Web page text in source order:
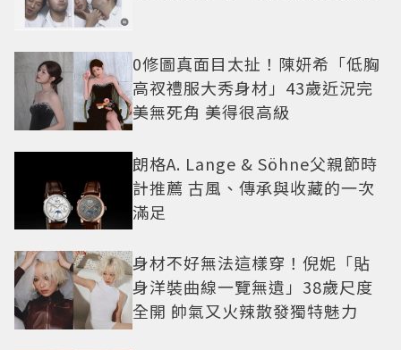
0修圖真面目太扯！陳妍希「低胸
高衩禮服大秀身材」43歲近況完
美無死角 美得很高級
朗格A. Lange & Söhne父親節時
計推薦 古風、傳承與收藏的一次
滿足
身材不好無法這樣穿！倪妮「貼
身洋裝曲線一覽無遺」38歲尺度
全開 帥氣又火辣散發獨特魅力